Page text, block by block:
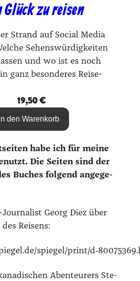
Glück zu reisen
Strand auf Social Media
Sehens­wür­dig­kei­ten
und wo ist es noch
ganz beson­de­res Rei­se­
19,50€
In den Warenkorb
habe ich für mei­ne
Die Sei­ten sind der
Buches fol­gend ange­ge­
Journalist Georg Diez über
Rei­sens:
spiegel/print/
Aben­teu­rers Ste­